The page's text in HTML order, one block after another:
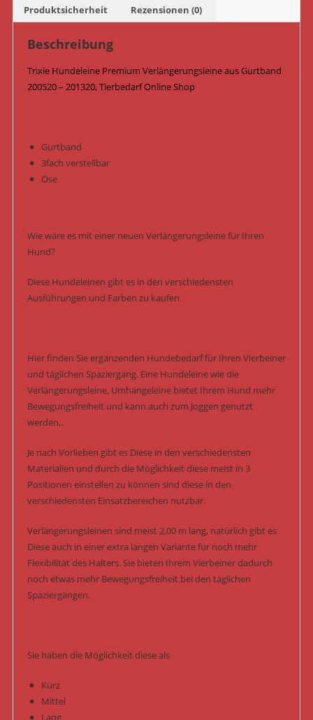
Menge
Produktsicherheit
Rezensionen (0)
Beschreibung
Trixie Hundeleine Premium Verlängerungsleine aus Gurtband
200520 – 201320, Tierbedarf Online Shop
Gurtband
3fach verstellbar
Öse
Wie wäre es mit einer neuen Verlängerungsleine für Ihren
Hund?
Diese Hundeleinen gibt es in den verschiedensten
Ausführungen und Farben zu kaufen.
Hier finden Sie ergänzenden Hundebedarf für Ihren Vierbeiner
und täglichen Spaziergang. Eine Hundeleine wie die
Verlängerungsleine, Umhängeleine bietet Ihrem Hund mehr
Bewegungsfreiheit und kann auch zum Joggen genutzt
werden,.
Je nach Vorlieben gibt es Diese in den verschiedensten
Materialien und durch die Möglichkeit diese meist in 3
Positionen einstellen zu können sind diese in den
verschiedensten Einsatzbereichen nutzbar.
Verlängerungsleinen sind meist 2,00 m lang, natürlich gibt es
Diese auch in einer extra langen Variante für noch mehr
Flexibilität des Halters. Sie bieten Ihrem Vierbeiner dadurch
noch etwas mehr Bewegungsfreiheit bei den täglichen
Spaziergängen.
Sie haben die Möglichkeit diese als
Kurz
Mittel
Lang